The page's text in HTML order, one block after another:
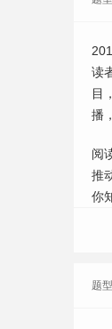
读
目
播
阅
推
你
题